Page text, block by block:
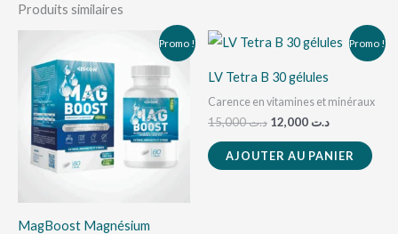
Produits similaires
Promo !
MagBoost Magnésium
initial
était :
د.ت 35,000.
prix
actuel
est :
Promo !
LV Tetra B 30 gélules
Carence en vitamines et minéraux
د.ت15,000
Le
prix
était :
د.ت 15,000.
د.ت
prix
AJOUTER AU PANIER